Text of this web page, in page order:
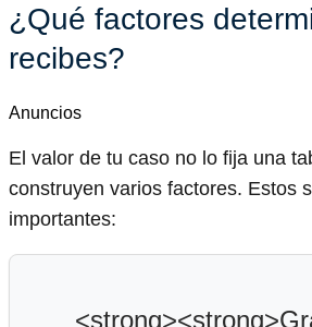
¿Qué factores
recibes?
Anuncios
El valor de tu caso no lo fija una
construyen varios factores. Estos
importantes: